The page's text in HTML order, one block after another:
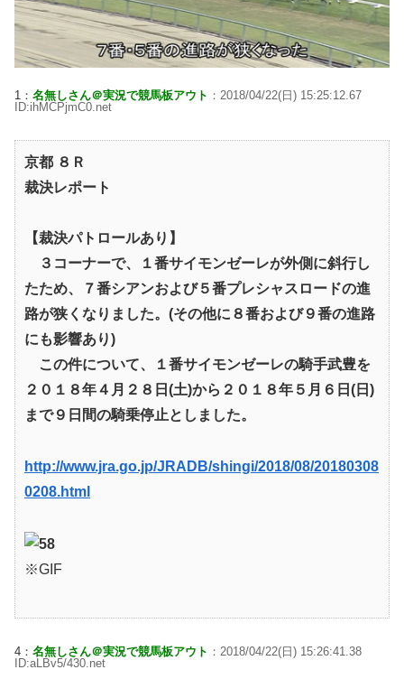
1： 名無しさん＠実況で競馬板アウト ：2018/04/22(日) 15:25:12.67
ID:ihMCPjmC0.net
京都 ８Ｒ
裁決レポート
【裁決パトロールあり】
３コーナーで、１番サイモンゼーレが外側に斜行し
たため、７番シアンおよび５番プレシャスロードの進
路が狭くなりました。(その他に８番および９番の進路
にも影響あり)
この件について、１番サイモンゼーレの騎手武豊を
２０１８年４月２８日(土)から２０１８年５月６日(日)
まで９日間の騎乗停止としました。
http://www.jra.go.jp/JRADB/shingi/2018/08/20180308
0208.html
※GIF
4： 名無しさん＠実況で競馬板アウト ：2018/04/22(日) 15:26:41.38
ID:aLBv5/430.net